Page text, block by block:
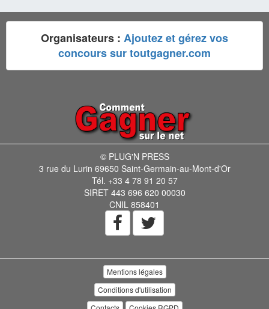
Organisateurs : Ajoutez et gérez vos
concours sur toutgagner.com
© PLUG'N PRESS
3 rue du Lurin 69650 Saint-Germain-au-Mont-d'Or
Tél. +33 4 78 91 20 57
SIRET 443 696 620 00030
CNIL 858401
Mentions légales
Conditions d'utilisation